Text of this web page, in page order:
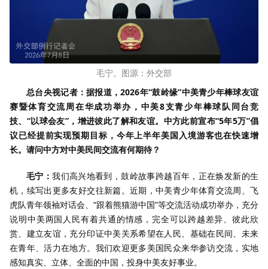
毛宁。图源：外交部
总台央视记者：据报道，2026年“鼓岭缘”中美青少年棒球友谊
赛暨体育交流周在华成功举办，中美8支青少年棒球队同台竞
技、“以球会友”，增进彼此了解和友谊。中方此前宣布“5年5万”倡
议已经提前实现预期目标，今年上半年美国入境游客也在快速增
长。请问中方对中美民间交流有何期待？
毛宁：我们高兴地看到，鼓岭故事跨越百年，正在焕发新的生
机，续写出更多友好交往新篇。近期，中美青少年体育交流周、飞
虎队青年领袖对话会、“跟着熊猫游中国”等交流活动成功举办，充分
说明中美两国人民有着共通的情感，完全可以跨越差异、彼此欣
赏、建立友谊，充分印证中美关系希望在人民、基础在民间、未来
在青年、活力在地方。我们欢迎更多美国民众来华参访交流，实地
感知真实、立体、全面的中国，投身中美友好事业。